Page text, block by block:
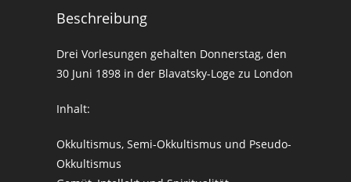
Beschreibung
Drei Vorlesungen gehalten Donnerstag, den
30 Juni 1898 in der Blavatsky-Loge zu London
Inhalt:
Okkultismus, Semi-Okkultismus und Pseudo-
Okkultismus